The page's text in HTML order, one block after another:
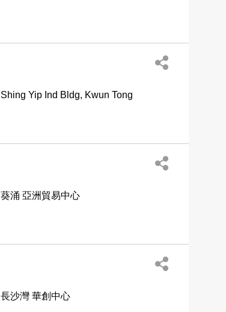
Shing Yip Ind Bldg, Kwun Tong
葵涌 亞洲貿易中心
長沙灣 華創中心